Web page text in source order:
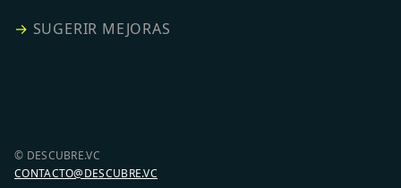
→ SUGERIR MEJORAS
© DESCUBRE.VC
CONTACTO@DESCUBRE.VC